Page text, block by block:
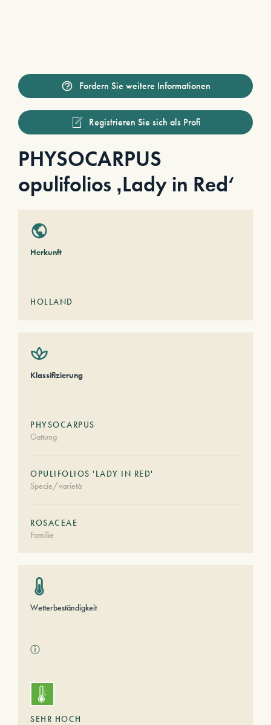
Fordern Sie weitere Informationen
Registrieren Sie sich als Profi
PHYSOCARPUS
opulifolios ‚Lady in Red‘
Herkunft
HOLLAND
Klassifizierung
PHYSOCARPUS
Gattung
OPULIFOLIOS 'LADY IN RED'
Specie/varietà
ROSACEAE
Familie
Wetterbeständigkeit
ⓘ
SEHR HOCH